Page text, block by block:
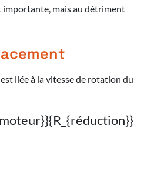
importante, mais au détriment
liée à la vitesse de rotation du